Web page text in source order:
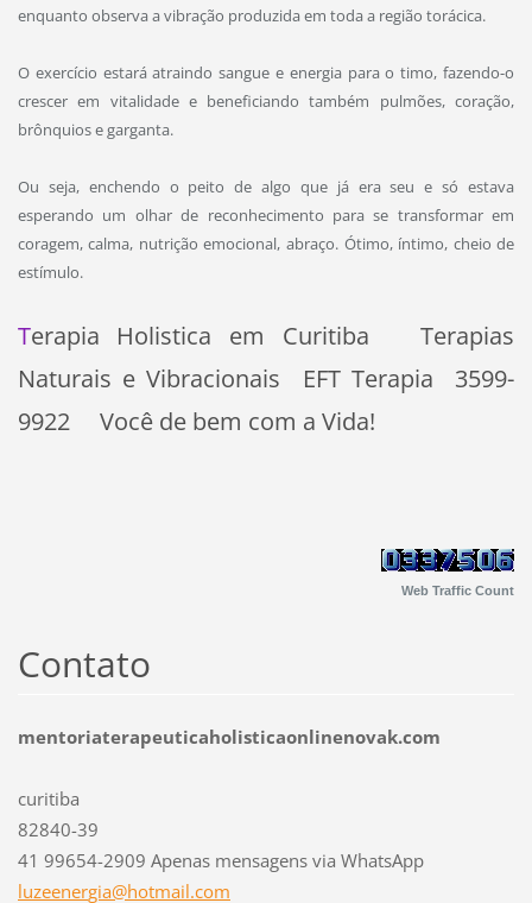
enquanto observa a vibração produzida em toda a região torácica.
O exercício estará atraindo sangue e energia para o timo, fazendo-o
crescer em vitalidade e beneficiando também pulmões, coração,
brônquios e garganta.
Ou seja, enchendo o peito de algo que já era seu e só estava
esperando um olhar de reconhecimento para se transformar em
coragem, calma, nutrição emocional, abraço. Ótimo, íntimo, cheio de
estímulo.
Terapia Holistica em Curitiba Terapias
Naturais e Vibracionais EFT Terapia 3599-
9922 Você de bem com a Vida!
Web Traffic Count
Contato
mentoriaterapeuticaholisticaonlinenovak.com
curitiba
82840-39
41 99654-2909 Apenas mensagens via WhatsApp
luzeenergia@hotmail.com